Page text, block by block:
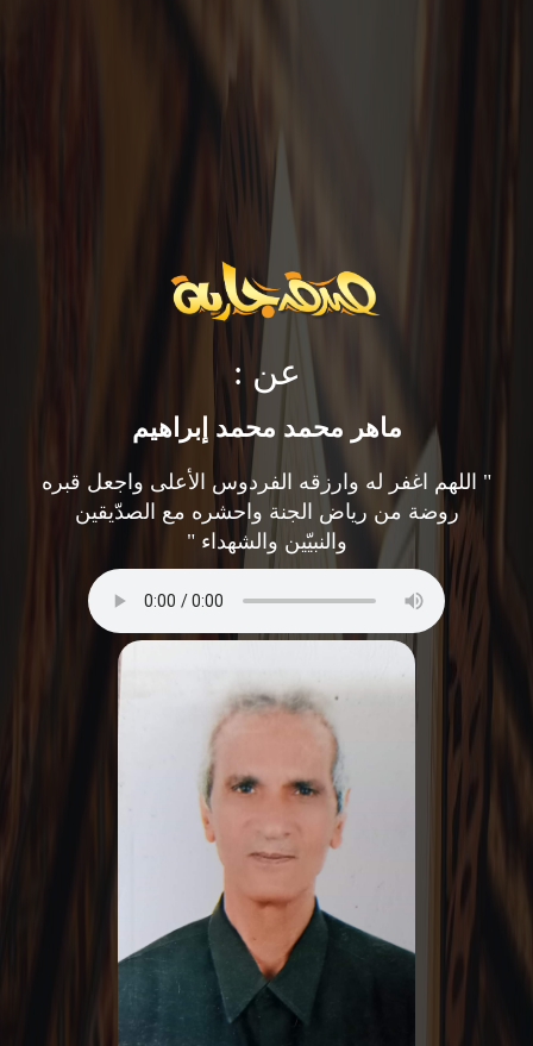
عن :
ماهر محمد محمد إبراهيم
" اللهم اغفر له وارزقه الفردوس الأعلى واجعل قبره
روضة من رياض الجنة واحشره مع الصدّيقين
والنبيّين والشهداء "